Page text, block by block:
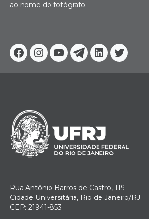
Facebook
Instagram
YoutubeTelegram
Linkedin
Twitter
ao nome do fotógrafo.
Rua Antônio Barros de Castro, 119
Cidade Universitária, Rio de Janeiro/RJ
CEP: 21941-853